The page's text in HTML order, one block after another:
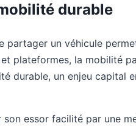
durable
un véhicule
plateformes, la mobilité
durable, un enjeu capital
essor facilité par une